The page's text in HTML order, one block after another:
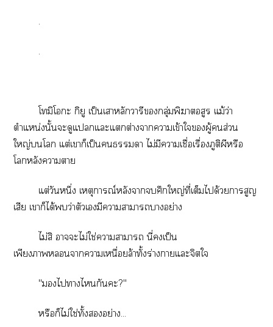
.
.
โมิโะ กิยู เป็นเาหลักวารีกลุ่มพิฆาตอสูร แม้ว่า
ตำแหน่งนั้นะดูแแะแต่างาาเข้าใผู้ส่วน
ใหญ่โ แต่เาก็เป็นา ไม่มีาเชื่อเรื่องภูติผีหรือ
โหลังาา
แต่วันหนึ่ง เหตุการณ์หลังาศึกใหญ่ที่เต็มได้วยาสูญ
เสีย เาก็ได้ว่าตัวเมีาาาาอย่าง
ไม่สิ าะไม่ใช่าาา นี่เป็น
เพียงาาาเหนื่อยล้าทั้งร่างาแะจิตใ
"ไาไกันะ?"
หรือก็ไม่ใช่ทั้งอย่าง...